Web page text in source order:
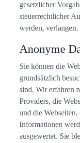
gesetzlicher
steuerrechtlicher
werden, verlangen.
Anonyme
Sie können die
grundsätzlich
sind. Wir erfahren
Providers, die
und die Webseiten,
Informationen
ausgewertet. Sie